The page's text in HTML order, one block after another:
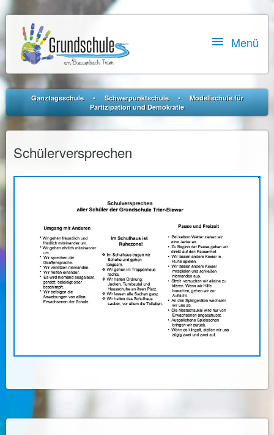
 Menü
Ganztagsschule • Schwerpunktschule •
Modellschule für
Partizipation und Demokratie
Schülerversprechen